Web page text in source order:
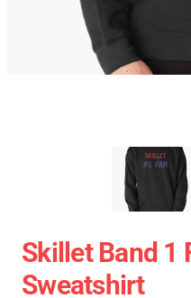
Skillet Band 1
Sweatshirt